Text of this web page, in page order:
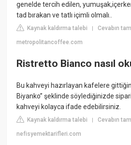
genelde tercih edilen,
tad bırakan ve tatlı içimli olmalı..
Kaynak kaldırma talebi |Cevabın
metropolitancoffee.com
Ristretto Bianco nasıl
Bu kahveyi hazırlayan kafelere
Biyanko” şeklinde söylediğinizde
kahveyi kolayca ifade edebilirsiniz.
Kaynak kaldırma talebi |Cevabın
nefisyemektarifleri.com